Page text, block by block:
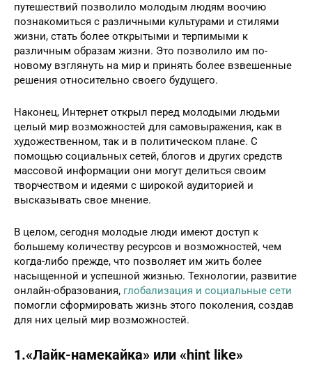
путешествий позволило молодым людям воочию
познакомиться с различными культурами и стилями
жизни, стать более открытыми и терпимыми к
различным образам жизни. Это позволило им по-
новому взглянуть на мир и принять более взвешенные
решения относительно своего будущего.
Наконец, Интернет открыл перед молодыми людьми
целый мир возможностей для самовыражения, как в
художественном, так и в политическом плане. С
помощью социальных сетей, блогов и других средств
массовой информации они могут делиться своим
творчеством и идеями с широкой аудиторией и
высказывать свое мнение.
В целом, сегодня молодые люди имеют доступ к
большему количеству ресурсов и возможностей, чем
когда-либо прежде, что позволяет им жить более
насыщенной и успешной жизнью. Технологии, развитие
онлайн-образования, глобализация и социальные сети
помогли сформировать жизнь этого поколения, создав
для них целый мир возможностей.
1.«Лайк-намекайка» или «hint like»